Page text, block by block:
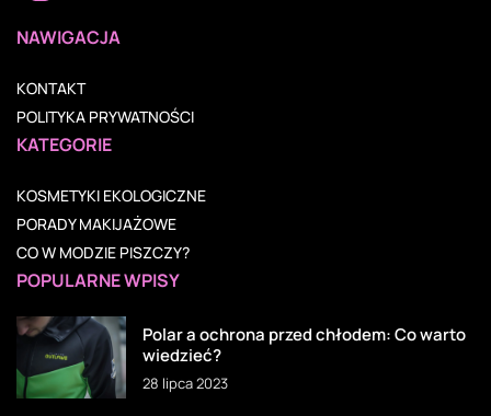
NAWIGACJA
KONTAKT
POLITYKA PRYWATNOŚCI
KATEGORIE
KOSMETYKI EKOLOGICZNE
PORADY MAKIJAŻOWE
CO W MODZIE PISZCZY?
POPULARNE WPISY
Polar a ochrona przed chłodem: Co warto
wiedzieć?
28 lipca 2023